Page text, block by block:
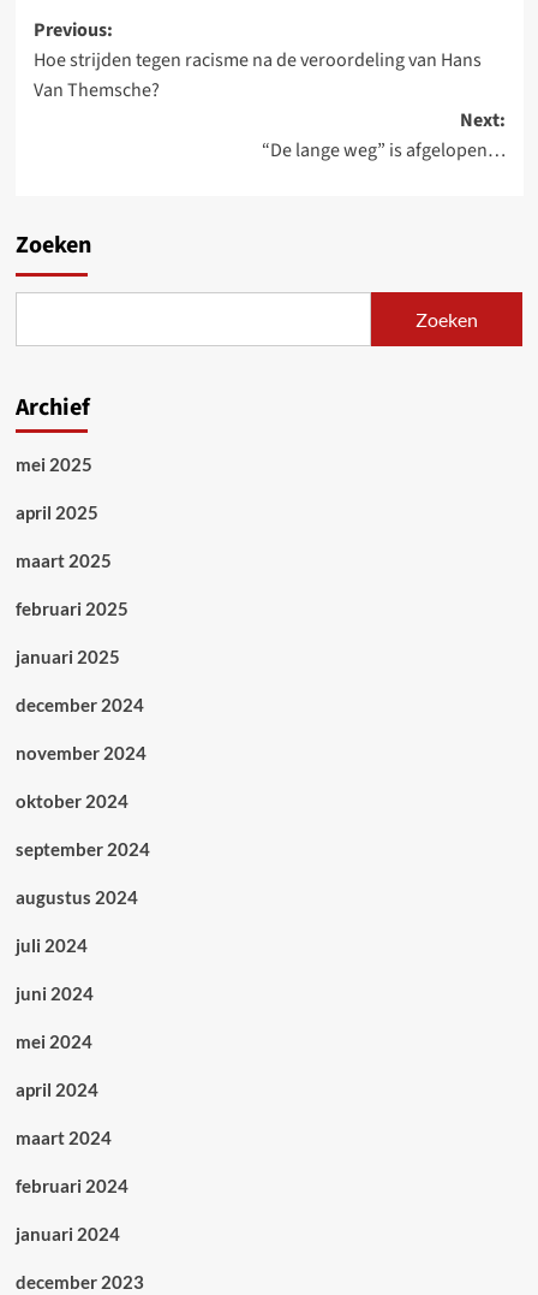
Post
navigation
Previous:
Hoe strijden tegen racisme na de veroordeling van Hans
Van Themsche?
Next:
“De lange weg” is afgelopen…
Zoeken
Zoeken
Archief
mei 2025
april 2025
maart 2025
februari 2025
januari 2025
december 2024
november 2024
oktober 2024
september 2024
augustus 2024
juli 2024
juni 2024
mei 2024
april 2024
maart 2024
februari 2024
januari 2024
december 2023